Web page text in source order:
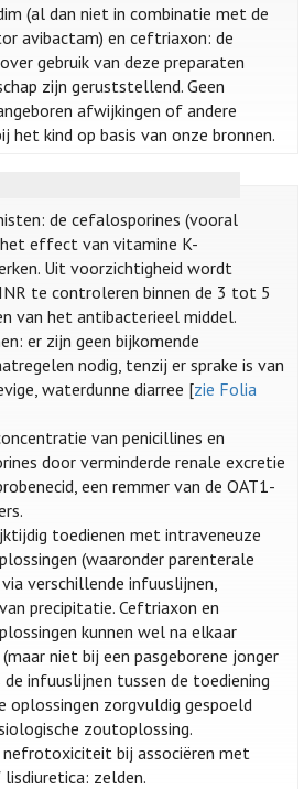
(al dan niet in combinatie met de
avibactam) en ceftriaxon: de
gebruik van deze preparaten
zijn geruststellend. Geen
afwijkingen of andere
het kind op basis van onze bronnen.
de cefalosporines (vooral
effect van vitamine K-
Uit voorzichtigheid wordt
te controleren binnen de 3 tot 5
van het antibacterieel middel.
er zijn geen bijkomende
nodig, tenzij er sprake is van
waterdunne diarree [zie Folia
van penicillines en
door verminderde renale excretie
een remmer van de OAT1-
toedienen met intraveneuze
(waaronder parenterale
verschillende infuuslijnen,
precipitatie. Ceftriaxon en
kunnen wel na elkaar
niet bij een pasgeborene jonger
de infuuslijnen tussen de toediening
oplossingen zorgvuldig gespoeld
zoutoplossing.
nefrotoxiciteit bij associëren met
zelden.